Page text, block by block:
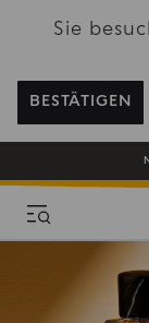
Sie
BESTÄTIGEN
REGISTRIEREN
EIN